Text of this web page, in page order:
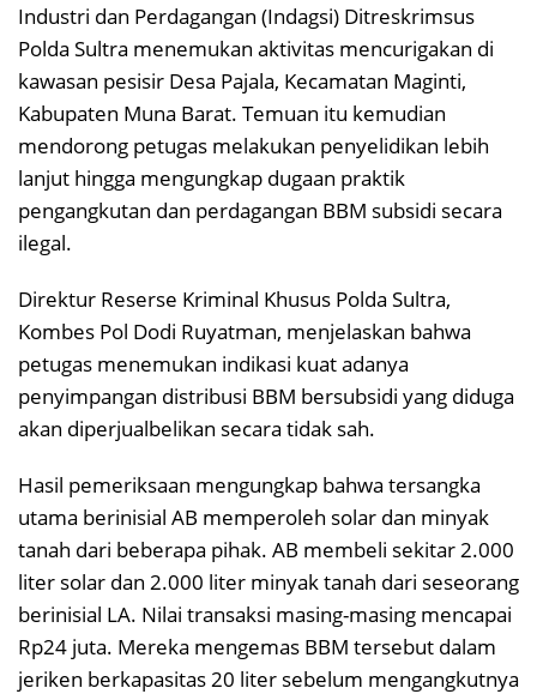
Industri dan Perdagangan (Indagsi) Ditreskrimsus
Polda Sultra menemukan aktivitas mencurigakan di
kawasan pesisir Desa Pajala, Kecamatan Maginti,
Kabupaten Muna Barat. Temuan itu kemudian
mendorong petugas melakukan penyelidikan lebih
lanjut hingga mengungkap dugaan praktik
pengangkutan dan perdagangan BBM subsidi secara
ilegal.
Direktur Reserse Kriminal Khusus Polda Sultra,
Kombes Pol Dodi Ruyatman, menjelaskan bahwa
petugas menemukan indikasi kuat adanya
penyimpangan distribusi BBM bersubsidi yang diduga
akan diperjualbelikan secara tidak sah.
Hasil pemeriksaan mengungkap bahwa tersangka
utama berinisial AB memperoleh solar dan minyak
tanah dari beberapa pihak. AB membeli sekitar 2.000
liter solar dan 2.000 liter minyak tanah dari seseorang
berinisial LA. Nilai transaksi masing-masing mencapai
Rp24 juta. Mereka mengemas BBM tersebut dalam
jeriken berkapasitas 20 liter sebelum mengangkutnya